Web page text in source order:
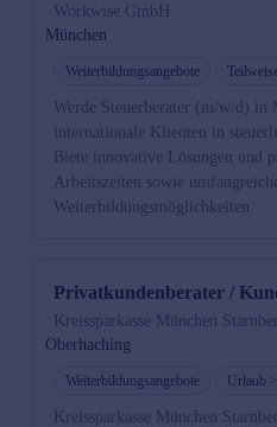
Workwise GmbH
München
Weiterbildungsangebote
Werde Steuerberater (m/w/d) in
internationale Klienten in
Biete innovative Lösungen und
Arbeitszeiten sowie
Weiterbildungsmöglichkeiten.
Privatkundenberater /
Kreissparkasse München
Oberhaching
Weiterbildungsangebote Urlaub
Kreissparkasse München